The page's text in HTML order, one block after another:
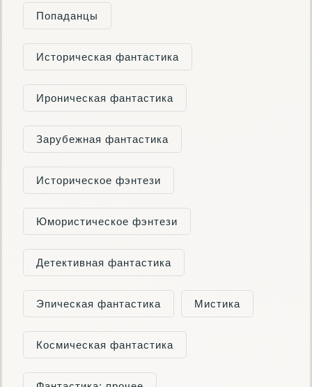
Попаданцы
Историческая фантастика
Ироническая фантастика
Зарубежная фантастика
Историческое фэнтези
Юмористическое фэнтези
Детективная фантастика
Эпическая фантастика Мистика
Космическая фантастика